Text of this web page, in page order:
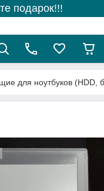
подарок!!!
для ноутбуков (HDD,